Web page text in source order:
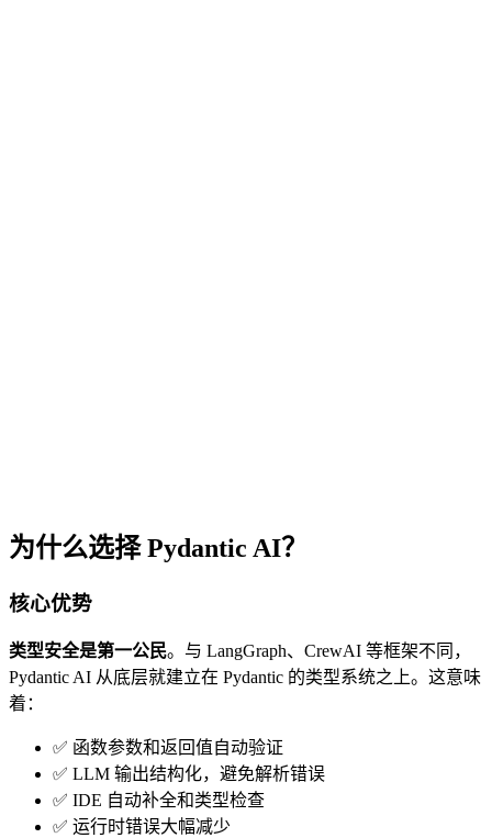
为什么选择 Pydantic AI？
核心优势
类型安全是第一公民。与 LangGraph、CrewAI 等框架不同，
Pydantic AI 从底层就建立在 Pydantic 的类型系统之上。这意味
着：
✅ 函数参数和返回值自动验证
✅ LLM 输出结构化，避免解析错误
✅ IDE 自动补全和类型检查
✅ 运行时错误大幅减少